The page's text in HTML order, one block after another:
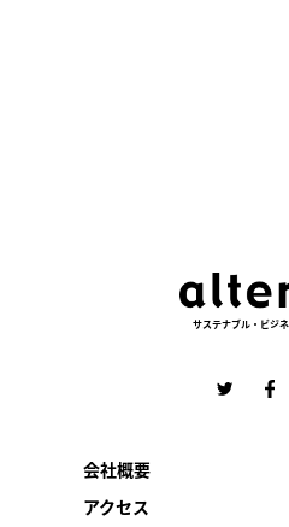
サステナブル・ビジ
会社概要
アクセス